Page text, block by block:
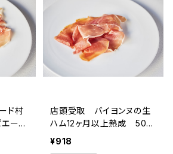
ド村
ー
・バ
店頭受取 バイヨンヌの生
ハム12ヶ月以上熟成 50g
＜ピエール・オテイザ＞(フ
¥918